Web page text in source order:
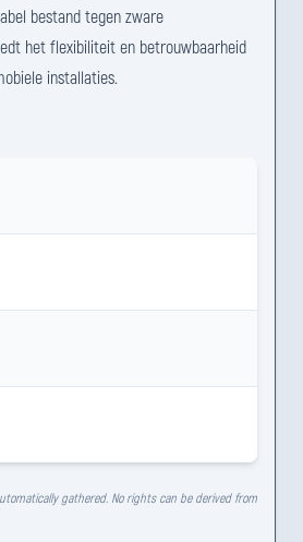
bestand tegen zware
het flexibiliteit en betrouwbaarheid
installaties.
gathered. No rights can be derived from